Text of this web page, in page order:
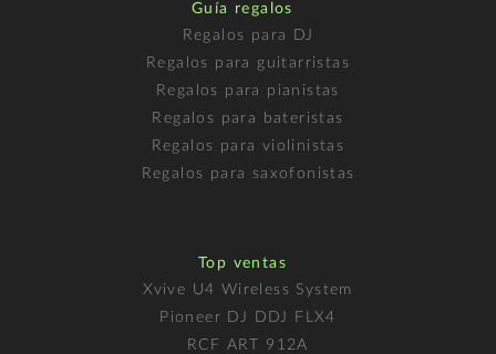
Guía regalos
Regalos para DJ
Regalos para guitarristas
Regalos para pianistas
Regalos para bateristas
Regalos para violinistas
Regalos para saxofonistas
Top ventas
Xvive U4 Wireless System
Pioneer DJ DDJ FLX4
RCF ART 912A